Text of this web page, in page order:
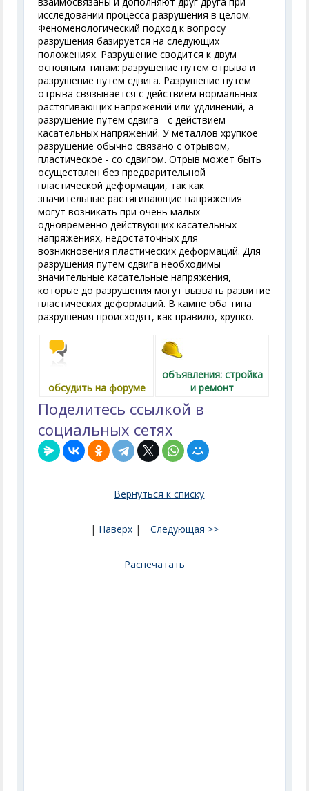
исследовании процесса разрушения в целом.
Феноменологический подход к вопросу
разрушения базируется на следующих
положениях. Разрушение сводится к двум
основным типам: разрушение путем отрыва и
разрушение путем сдвига. Разрушение путем
отрыва связывается с действием нормальных
растягивающих напряжений или удлинений, а
разрушение путем сдвига - с действием
касательных напряжений. У металлов хрупкое
разрушение обычно связано с отрывом,
пластическое - со сдвигом. Отрыв может быть
осуществлен без предварительной
пластической деформации, так как
значительные растягивающие напряжения
могут возникать при очень малых
одновременно действующих касательных
напряжениях, недостаточных для
возникновения пластических деформаций. Для
разрушения путем сдвига необходимы
значительные касательные напряжения,
которые до разрушения могут вызвать развитие
пластических деформаций. В камне оба типа
разрушения происходят, как правило, хрупко.
обсудить на форуме
объявления: стройка
и ремонт
Поделитесь ссылкой в
социальных сетях
Вернуться к списку
| Наверх| Следующая >>
Распечатать